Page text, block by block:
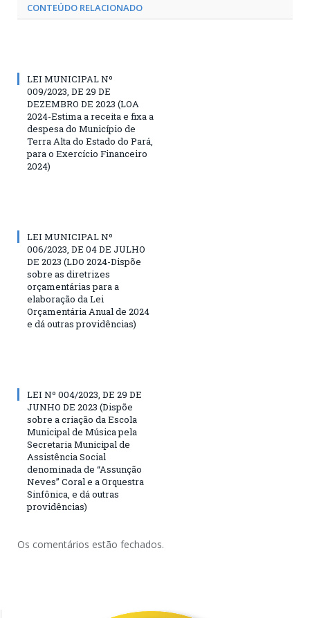
CONTEÚDO RELACIONADO
LEI MUNICIPAL Nº
009/2023, DE 29 DE
DEZEMBRO DE 2023 (LOA
2024-Estima a receita e fixa a
despesa do Município de
Terra Alta do Estado do Pará,
para o Exercício Financeiro
2024)
LEI MUNICIPAL Nº
006/2023, DE 04 DE JULHO
DE 2023 (LDO 2024-Dispõe
sobre as diretrizes
orçamentárias para a
elaboração da Lei
Orçamentária Anual de 2024
e dá outras providências)
LEI Nº 004/2023, DE 29 DE
JUNHO DE 2023 (Dispõe
sobre a criação da Escola
Municipal de Música pela
Secretaria Municipal de
Assistência Social
denominada de “Assunção
Neves” Coral e a Orquestra
Sinfônica, e dá outras
providências)
Os comentários estão fechados.